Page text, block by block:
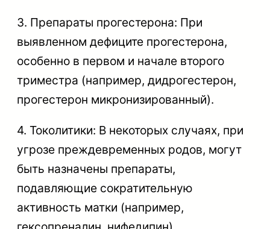
3. Препараты прогестерона: При
выявленном дефиците прогестерона,
особенно в первом и начале второго
триместра (например, дидрогестерон,
прогестерон микронизированный).
4. Токолитики: В некоторых случаях, при
угрозе преждевременных родов, могут
быть назначены препараты,
подавляющие сократительную
активность матки (например,